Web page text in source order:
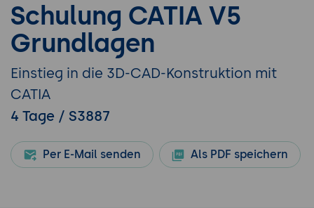
Schulung CATIA V5
Grundlagen
Einstieg in die 3D-CAD-Konstruktion mit
CATIA
4 Tage / S3887
Per E-Mail senden Als PDF speichern